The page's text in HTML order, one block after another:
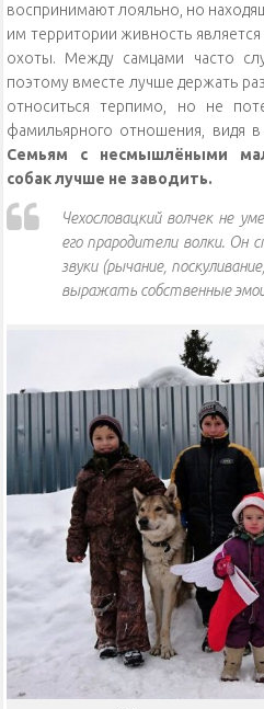
воспринимают лояльно, но
им территории живность
охоты. Между самцами часто
поэтому вместе лучше держать
относиться терпимо, но не
фамильярного отношения, видя
Семьям с несмышлёными
собак лучше не заводить.
Чехословацкий волчек не
его прародители волки. Он
звуки (рычание,
выражать собственные